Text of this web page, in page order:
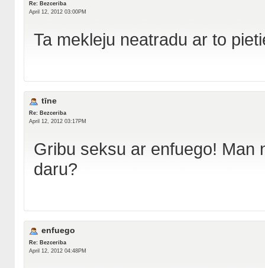
Re: Bezceriba
April 12, 2012 03:00PM
Ta mekleju neatradu ar to
tīne
Re: Bezceriba
April 12, 2012 03:17PM
Gribu seksu ar enfuego! Man
daru?
enfuego
Re: Bezceriba
April 12, 2012 04:48PM